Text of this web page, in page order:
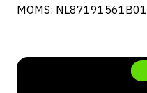
MOMS: NL87191561B01